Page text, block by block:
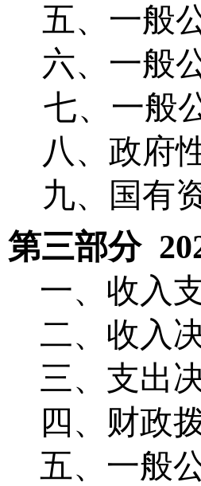
五、一般
六、一般
七、 一般
八、政府
九、国有
第三部分
一、收入
二、收入
三、支出
四、财政
五、一般